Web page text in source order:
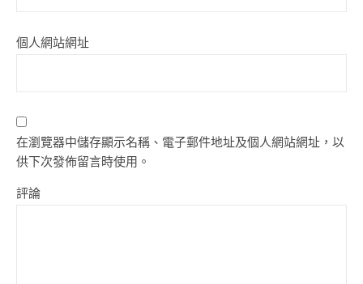
個人網站網址
在瀏覽器中儲存顯示名稱、電子郵件地址及個人網站網址，以
供下次發佈留言時使用。
評論